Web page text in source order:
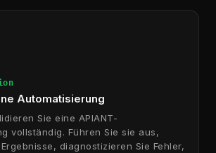
Automatisierung
Sie eine APIANT-
vollständig. Führen Sie sie aus,
diagnostizieren Sie Fehler,